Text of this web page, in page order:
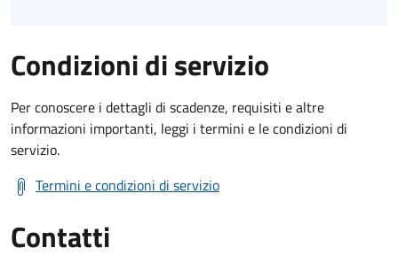
Condizioni di servizio
Per conoscere i dettagli di scadenze, requisiti e altre
informazioni importanti, leggi i termini e le condizioni di
servizio.
Termini e condizioni di servizio
Contatti